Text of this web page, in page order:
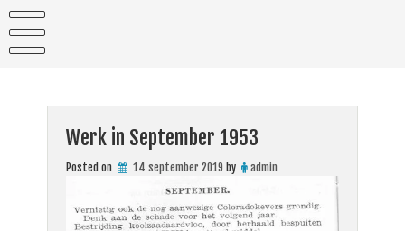
content
Werk in September 1953
Posted on 14 september 2019 by admin